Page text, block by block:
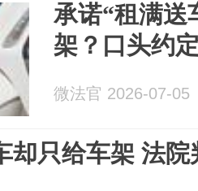
承诺“租满送
架？口头约
微法官 2026-07-05
却只给车架 法